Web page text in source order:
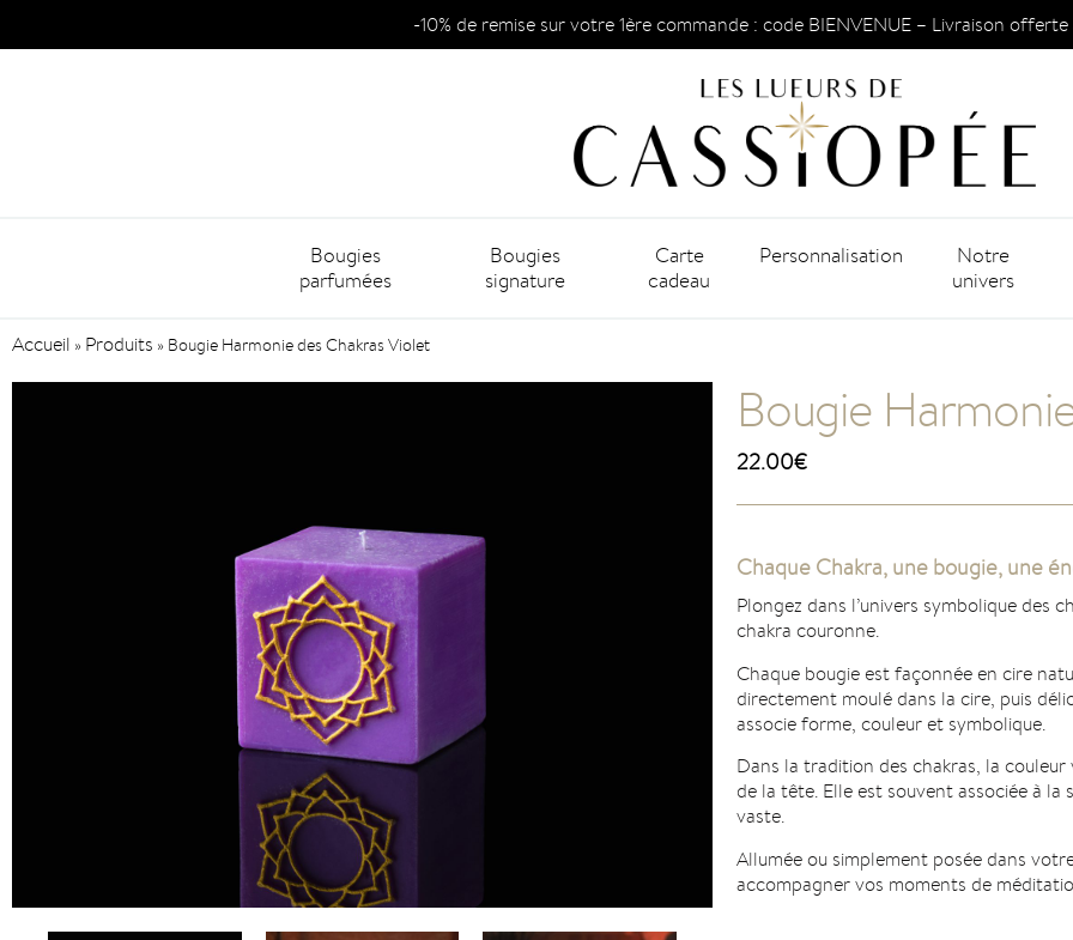
-10% de remise sur votre 1ère commande : code BIENVENUE – Livraison
Bougies
parfumées
Bougies
signature
Carte
cadeau
Personnalisation
Notre
univers
Accueil » Produits » Bougie Harmonie des Chakras Violet
Bougie
22.00€
Chaque Chakra, une bougie, une
Plongez dans l’univers symbolique des
chakra couronne.
Chaque bougie est façonnée en cire
directement moulé dans la cire, puis
associe forme, couleur et symbolique.
Dans la tradition des chakras, la
de la tête. Elle est souvent associée à la
vaste.
Allumée ou simplement posée dans
accompagner vos moments de